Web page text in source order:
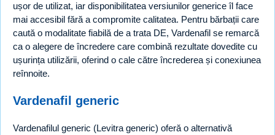
ușor de utilizat, iar disponibilitatea versiunilor generice îl face
mai accesibil fără a compromite calitatea. Pentru bărbații care
caută o modalitate fiabilă de a trata DE, Vardenafil se remarcă
ca o alegere de încredere care combină rezultate dovedite cu
ușurința utilizării, oferind o cale către încrederea și conexiunea
reînnoite.
Vardenafil generic
Vardenafilul generic (Levitra generic) oferă o alternativă